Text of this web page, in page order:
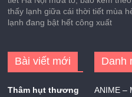
thấy lạnh giữa cái thời tiết mùa
lạnh đang bật hết công xuất
Bài viết mới
Thâm hụt thương
Danh
ANIME –